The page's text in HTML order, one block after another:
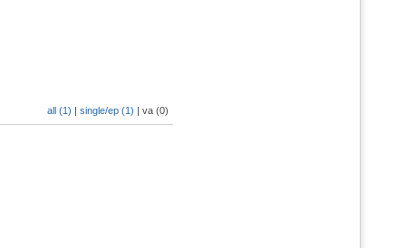
all (1) | single/ep (1) | va (0)